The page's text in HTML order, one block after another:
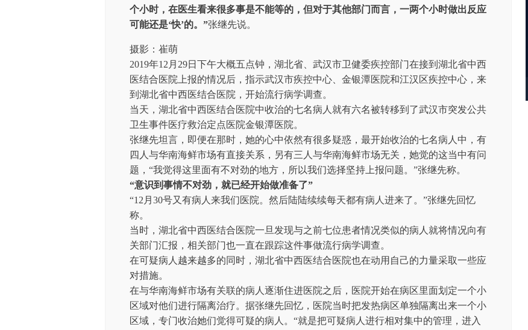
个小时，在医生看来很多事是不能等的，但对于其他部门而言，一两个小时做出反应
可能还是‘快’的。”张继先说。
摄影：崔萌
2019年12月29日下午大概五点钟，湖北省、武汉市卫健委疾控部门在接到湖北省中西
医结合医院上报的情况后，指示武汉市疾控中心、金银潭医院和江汉区疾控中心，来
到湖北省中西医结合医院，开始流行病学调查。
当天，湖北省中西医结合医院中收治的七名病人就有六名被转移到了武汉市突发公共
卫生事件医疗救治定点医院金银潭医院。
张继先坦言，即便在那时，她的心中依然有很多疑惑，最开始收治的七名病人中，有
四人与华南海鲜市场有直接关系，另有三人与华南海鲜市场无关，她觉的这当中有问
题，“我觉得这里面有不对劲的地方，所以我们选择坚持上报问题。”张继先称。
“意识到事情不对劲，就已经开始做准备了”
“12月30号又有病人来我们医院。然后陆陆续续每天都有病人进来了。”张继先回忆
称。
当时，湖北省中西医结合医院一旦发现与之前七位患者情况类似的病人就将情况向有
关部门汇报，相关部门也一直在跟踪这件事做流行病学调查。
在可疑病人越来越多的同时，湖北省中西医结合医院也在动用自己的力量采取一些应
对措施。
在与华南海鲜市场有关联的病人逐渐住进医院之后，医院开始在病区里面划定一个小
区域对他们进行隔离治疗。据张继先回忆，医院当时把发热病区单独隔离出来一个小
区域，专门收治她们觉得可疑的病人。“就是把可疑病人进行相对集中的管理，进入